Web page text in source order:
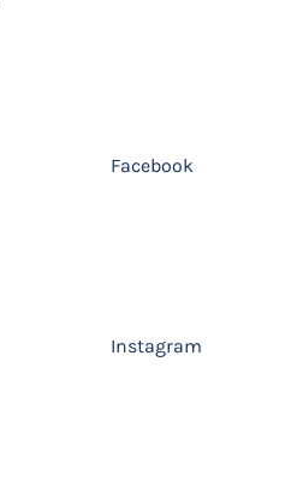
Facebook
Instagram